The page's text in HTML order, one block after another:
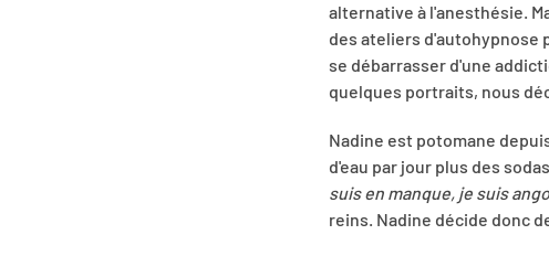
alternative à l'anesthésie.
des ateliers d'autohypnose
se débarrasser d'une
quelques portraits, nous
Nadine est potomane
d'eau par jour plus des
suis en manque, je suis
reins. Nadine décide donc